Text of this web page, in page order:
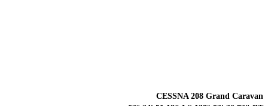
CESSNA 208 Grand Caravan